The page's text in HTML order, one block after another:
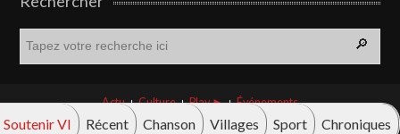
Soutenir VI Récent Chanson Villages Sport Chroniques
r
Actu Culture Play ► Événements
© Vava innova 2026. Tous droits réservés.